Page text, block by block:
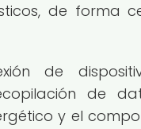
de forma
de
de
y el